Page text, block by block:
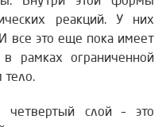
реакций. У них
все это еще пока имеет
рамках ограниченной
четвертый слой – это